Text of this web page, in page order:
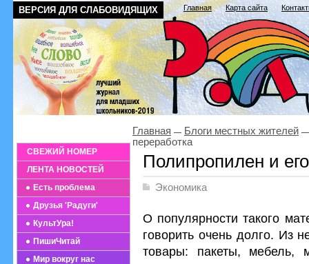
ВЕРСИЯ ДЛЯ СЛАБОВИДЯЩИХ Главная Карта сайта
СВЕЖИЙ НОМЕР
ЛЕНТА НОВОСТЕЙ
Есть проблема
Друзья 'Радуги'
КультУра!
ПишиЧитай
Мир вокруг нас
Главная
Блоги местных жителей
переработка
Полипропилен и
Экономика
О популярности такого
говорить очень долго. Из
товары: пакеты, мебель,